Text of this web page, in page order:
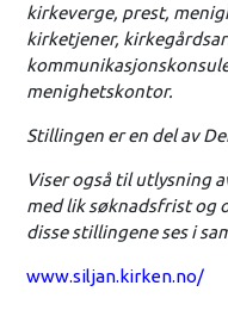
kirkeverge, prest,
kirketjener,
menighetskontor.
Stillingen er en del av
Viser også til utlysning
med lik søknadsfrist og
disse stillingene ses i
www.siljan.kirken.no/